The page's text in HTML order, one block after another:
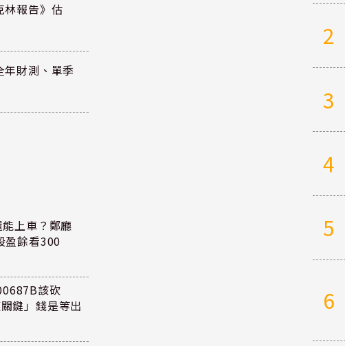
報告》估
財測、單季
上車？鄭廳
盈餘看300
該砍
鍵」錢是等出
2
3
4
5
6